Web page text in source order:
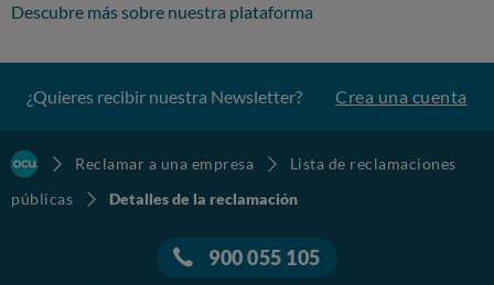
Descubre más sobre nuestra plataforma
¿Quieres recibir nuestra Newsletter? Crea una cuenta
Reclamar a una empresa
Lista de reclamaciones
públicas
Detalles de la reclamación
900 055 105